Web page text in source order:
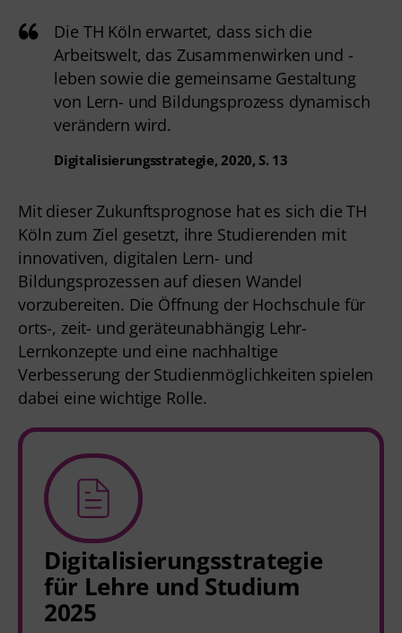
Die TH Köln erwartet, dass sich die
Arbeitswelt, das Zusammenwirken und -
leben sowie die gemeinsame Gestaltung
von Lern- und Bildungsprozess dynamisch
verändern wird.
Digitalisierungsstrategie, 2020, S. 13
Mit dieser Zukunftsprognose hat es sich die TH
Köln zum Ziel gesetzt, ihre Studierenden mit
innovativen, digitalen Lern- und
Bildungsprozessen auf diesen Wandel
vorzubereiten. Die Öffnung der Hochschule für
orts-, zeit- und geräteunabhängig Lehr-
Lernkonzepte und eine nachhaltige
Verbesserung der Studienmöglichkeiten spielen
dabei eine wichtige Rolle.
Digitalisierungsstrategie
für Lehre und Studium
2025